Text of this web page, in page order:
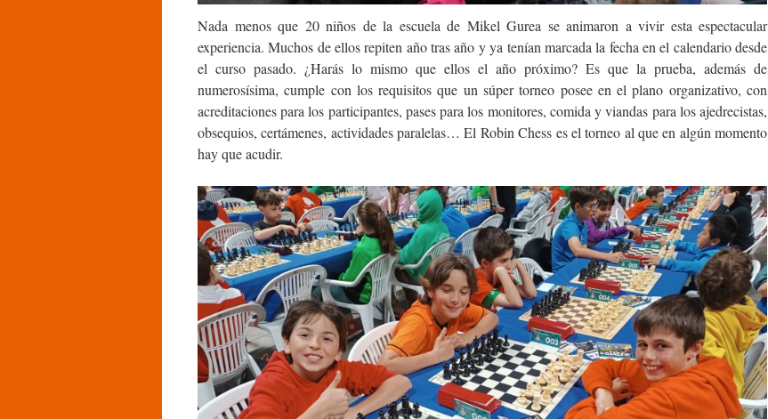
Nada menos que 20 niños de la escuela de Mikel Gurea se animaron a vivir esta espectacular
experiencia. Muchos de ellos repiten año tras año y ya tenían marcada la fecha en el calendario desde
el curso pasado. ¿Harás lo mismo que ellos el año próximo? Es que la prueba, además de
numerosísima, cumple con los requisitos que un súper torneo posee en el plano organizativo, con
acreditaciones para los participantes, pases para los monitores, comida y viandas para los ajedrecistas,
obsequios, certámenes, actividades paralelas… El Robin Chess es el torneo al que en algún momento
hay que acudir.